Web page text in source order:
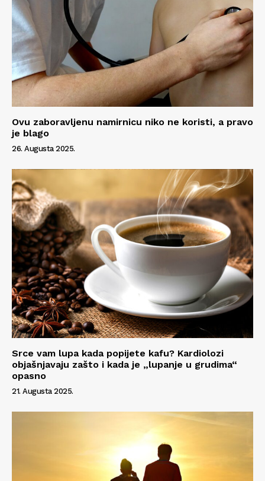
Info
O nama
Kontakt
Impressum
Ovu zaboravljenu namirnicu niko ne koristi, a pravo
je blago
26. Augusta 2025.
Srce vam lupa kada popijete kafu? Kardiolozi
objašnjavaju zašto i kada je „lupanje u grudima“
opasno
21. Augusta 2025.